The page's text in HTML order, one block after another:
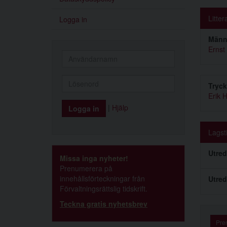
Logga in
Hjälp
Missa inga nyheter!
Prenumerera på
innehållsförteckningar från
Förvaltningsrättslig tidskrift.
Teckna gratis nyhetsbrev
Erik